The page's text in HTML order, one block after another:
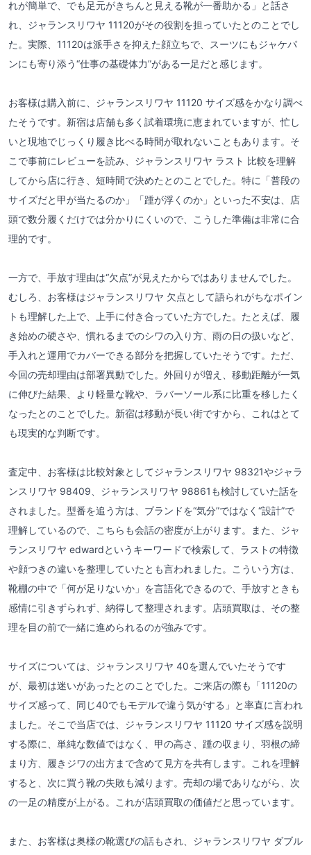
れが簡単で、でも足元がきちんと見える靴が一番助かる」と話さ
れ、ジャランスリワヤ 11120がその役割を担っていたとのことでし
た。実際、11120は派手さを抑えた顔立ちで、スーツにもジャケパ
ンにも寄り添う“仕事の基礎体力”がある一足だと感じます。
お客様は購入前に、ジャランスリワヤ 11120 サイズ感をかなり調べ
たそうです。新宿は店舗も多く試着環境に恵まれていますが、忙し
いと現地でじっくり履き比べる時間が取れないこともあります。そ
こで事前にレビューを読み、ジャランスリワヤ ラスト 比較を理解
してから店に行き、短時間で決めたとのことでした。特に「普段の
サイズだと甲が当たるのか」「踵が浮くのか」といった不安は、店
頭で数分履くだけでは分かりにくいので、こうした準備は非常に合
理的です。
一方で、手放す理由は“欠点”が見えたからではありませんでした。
むしろ、お客様はジャランスリワヤ 欠点として語られがちなポイン
トも理解した上で、上手に付き合っていた方でした。たとえば、履
き始めの硬さや、慣れるまでのシワの入り方、雨の日の扱いなど、
手入れと運用でカバーできる部分を把握していたそうです。ただ、
今回の売却理由は部署異動でした。外回りが増え、移動距離が一気
に伸びた結果、より軽量な靴や、ラバーソール系に比重を移したく
なったとのことでした。新宿は移動が長い街ですから、これはとて
も現実的な判断です。
査定中、お客様は比較対象としてジャランスリワヤ 98321やジャラ
ンスリワヤ 98409、ジャランスリワヤ 98861も検討していた話を
されました。型番を追う方は、ブランドを“気分”ではなく“設計”で
理解しているので、こちらも会話の密度が上がります。また、ジャ
ランスリワヤ edwardというキーワードで検索して、ラストの特徴
や顔つきの違いを整理していたとも言われました。こういう方は、
靴棚の中で「何が足りないか」を言語化できるので、手放すときも
感情に引きずられず、納得して整理されます。店頭買取は、その整
理を目の前で一緒に進められるのが強みです。
サイズについては、ジャランスリワヤ 40を選んでいたそうです
が、最初は迷いがあったとのことでした。ご来店の際も「11120の
サイズ感って、同じ40でもモデルで違う気がする」と率直に言われ
ました。そこで当店では、ジャランスリワヤ 11120 サイズ感を説明
する際に、単純な数値ではなく、甲の高さ、踵の収まり、羽根の締
まり方、履きジワの出方まで含めて見方を共有します。これを理解
すると、次に買う靴の失敗も減ります。売却の場でありながら、次
の一足の精度が上がる。これが店頭買取の価値だと思っています。
また、お客様は奥様の靴選びの話もされ、ジャランスリワヤ ダブル